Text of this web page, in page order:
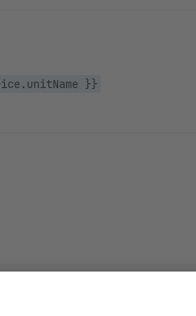
}}
selber geht es aber.